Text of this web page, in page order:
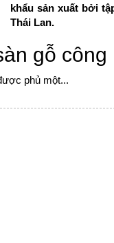
khẩu sản xuất bởi
Thái Lan.
gỗ công
phủ một...